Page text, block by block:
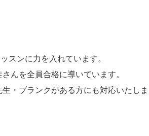
スンに力を入れています。
んを全員合格に導いています。
・ブランクがある方にも対応いたしま